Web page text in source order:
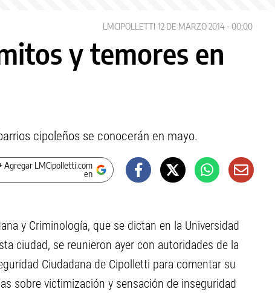
LMCIPOLLETTI 12 DE MARZO 2014 - 00:00
y temores en
cipoleños se conocerán en mayo.
Agregar LMCipolletti.com
en
y Criminología, que se dictan en la Universidad
ciudad, se reunieron ayer con autoridades de la
Ciudadana de Cipolletti para comentar su
sobre victimización y sensación de inseguridad